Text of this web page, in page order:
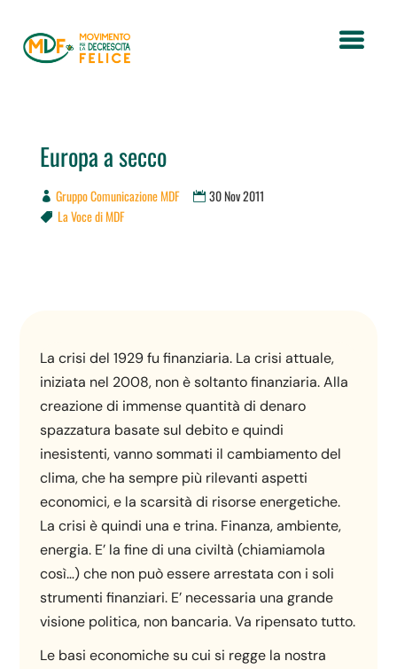
Europa a secco
Gruppo Comunicazione MDF 30 Nov 2011
 La Voce di MDF
La crisi del 1929 fu finanziaria. La crisi attuale,
iniziata nel 2008, non è soltanto finanziaria. Alla
creazione di immense quantità di denaro
spazzatura basate sul debito e quindi
inesistenti, vanno sommati il cambiamento del
clima, che ha sempre più rilevanti aspetti
economici, e la scarsità di risorse energetiche.
La crisi è quindi una e trina. Finanza, ambiente,
energia. E’ la fine di una civiltà (chiamiamola
così…) che non può essere arrestata con i soli
strumenti finanziari. E’ necessaria una grande
visione politica, non bancaria. Va ripensato tutto.
Le basi economiche su cui si regge la nostra